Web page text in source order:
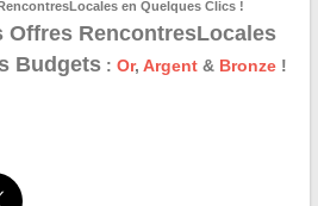
en Quelques Clics !
Offres RencontresLocales
Budgets: Or, Argent& Bronze!